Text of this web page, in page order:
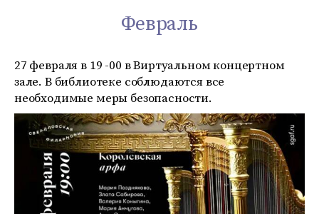
Февраль
27 февраля в 19 -00 в Виртуальном концертном
зале. В библиотеке соблюдаются все
необходимые меры безопасности.